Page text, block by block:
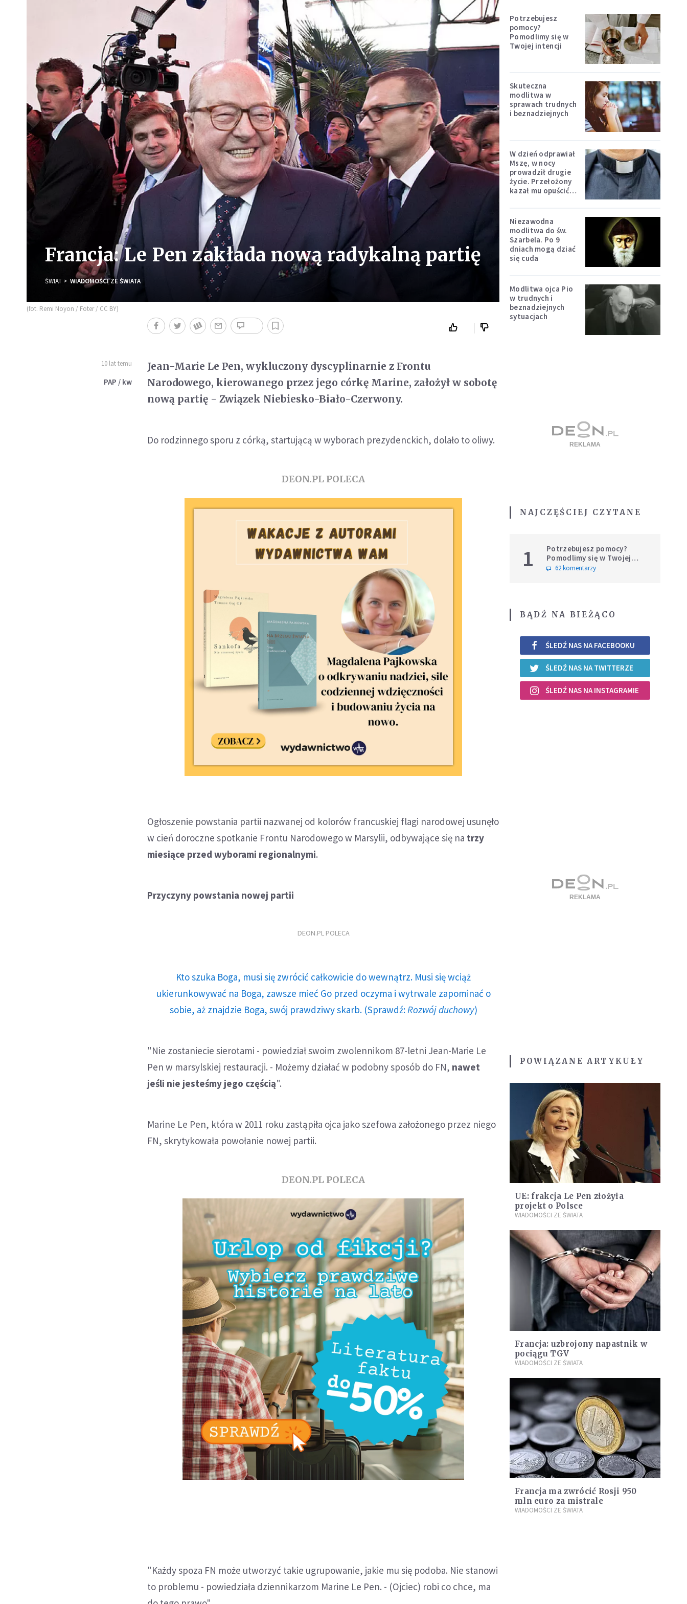
Francja: Le Pen zakłada nową radykalną partię
ŚWIAT WIADOMOŚCI ZE ŚWIATA
(fot. Remi Noyon / Foter / CC BY)
10 lat temu
PAP / kw
Jean-Marie Le Pen, wykluczony dyscyplinarnie z Frontu
Narodowego, kierowanego przez jego córkę Marine, założył w sobotę
nową partię - Związek Niebiesko-Biało-Czerwony.
Do rodzinnego sporu z córką, startującą w wyborach prezydenckich, dolało to oliwy.
DEON.PL POLECA
Ogłoszenie powstania partii nazwanej od kolorów francuskiej flagi narodowej usunęło
w cień doroczne spotkanie Frontu Narodowego w Marsylii, odbywające się na trzy
miesiące przed wyborami regionalnymi.
Przyczyny powstania nowej partii
DEON.PL POLECA
Kto szuka Boga, musi się zwrócić całkowicie do wewnątrz. Musi się wciąż
ukierunkowywać na Boga, zawsze mieć Go przed oczyma i wytrwale zapominać o
sobie, aż znajdzie Boga, swój prawdziwy skarb. (Sprawdź: Rozwój duchowy)
"Nie zostaniecie sierotami - powiedział swoim zwolennikom 87-letni Jean-Marie Le
Pen w marsylskiej restauracji. - Możemy działać w podobny sposób do FN, nawet
jeśli nie jesteśmy jego częścią".
Marine Le Pen, która w 2011 roku zastąpiła ojca jako szefowa założonego przez niego
FN, skrytykowała powołanie nowej partii.
DEON.PL POLECA
"Każdy spoza FN może utworzyć takie ugrupowanie, jakie mu się podoba. Nie stanowi
to problemu - powiedziała dziennikarzom Marine Le Pen. - (Ojciec) robi co chce, ma
Potrzebujesz
pomocy?
Pomodlimy się w
Twojej intencji
Skuteczna
modlitwa w
sprawach trudnych
i beznadziejnych
W dzień odprawiał
Mszę, w nocy
prowadził drugie
życie. Przełożony
kazał mu opuścić
Niezawodna
modlitwa do św.
Szarbela. Po 9
dniach mogą dziać
się cuda
Modlitwa ojca Pio
w trudnych i
beznadziejnych
sytuacjach
NAJCZĘŚCIEJ CZYTANE
1
Potrzebujesz pomocy?
Pomodlimy się w Twojej
intencji
62 komentarzy
BĄDŹ NA BIEŻĄCO
ŚLEDŹ NAS NA FACEBOOKU
ŚLEDŹ NAS NA TWITTERZE
ŚLEDŹ NAS NA INSTAGRAMIE
POWIĄZANE ARTYKUŁY
UE: frakcja Le Pen złożyła
projekt o Polsce
WIADOMOŚCI ZE ŚWIATA
Francja: uzbrojony napastnik w
pociągu TGV
WIADOMOŚCI ZE ŚWIATA
Francja ma zwrócić Rosji 950
mln euro za mistrale
WIADOMOŚCI ZE ŚWIATA